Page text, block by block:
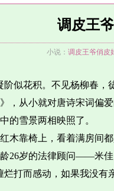
调皮王
小说： 调皮王爷俏皮
似花积。不见杨柳春，
，从小就对唐诗宋词偏
的雪景两相映照了。
木靠椅上，看着满房间
26岁的法律顾问——米
打而感动，如果我没